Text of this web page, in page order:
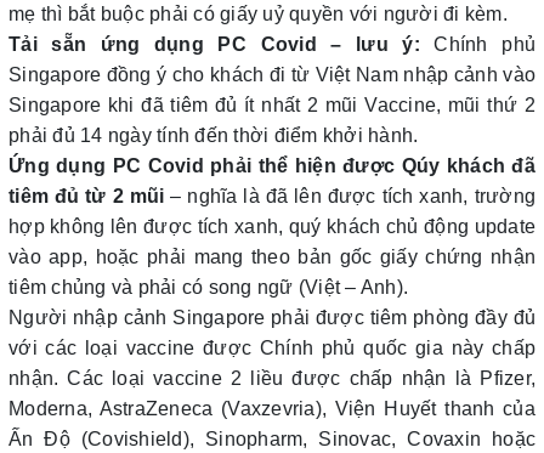
mẹ thì bắt buộc phải có giấy uỷ quyền với người đi kèm.
Tải sẵn ứng dụng PC Covid – lưu ý:Chính phủ
Singapore đồng ý cho khách đi từ Việt Nam nhập cảnh vào
Singapore khi đã tiêm đủ ít nhất 2 mũi Vaccine, mũi thứ 2
phải đủ 14 ngày tính đến thời điểm khởi hành.
Ứng dụng PC Covid phải thể hiện được Qúy khách đã
tiêm đủ từ 2 mũi– nghĩa là đã lên được tích xanh, trường
hợp không lên được tích xanh, quý khách chủ động update
vào app, hoặc phải mang theo bản gốc giấy chứng nhận
tiêm chủng và phải có song ngữ (Việt – Anh).
Người nhập cảnh Singapore phải được tiêm phòng đầy đủ
với các loại vaccine được Chính phủ quốc gia này chấp
nhận. Các loại vaccine 2 liều được chấp nhận là Pfizer,
Moderna, AstraZeneca (Vaxzevria), Viện Huyết thanh của
Ấn Độ (Covishield), Sinopharm, Sinovac, Covaxin hoặc